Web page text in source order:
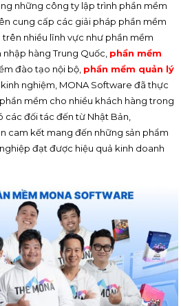
những công ty lập trình phần mềm
cung cấp các giải pháp phần mềm
nhiều lĩnh vực như phần mềm
hàng Trung Quốc, phần mềm
đào tạo nội bộ, phần mềm quản lý
kinh nghiệm, MONA Software đã thực
mềm cho nhiều khách hàng trong
đối tác đến từ Nhật Bản,
cam kết mang đến những sản phẩm
đạt được hiệu quả kinh doanh